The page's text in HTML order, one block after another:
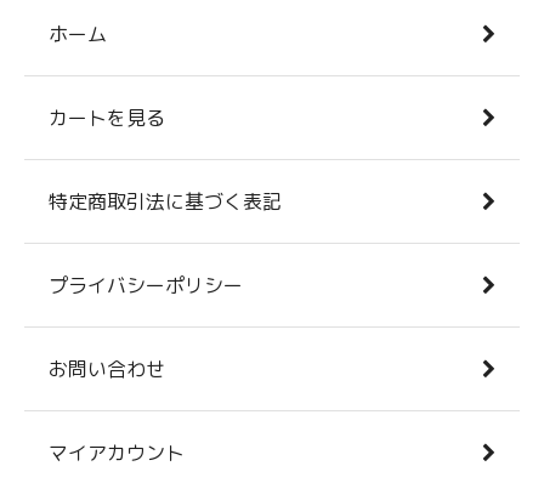
ホーム
カートを見る
特定商取引法に基づく表記
プライバシーポリシー
お問い合わせ
マイアカウント